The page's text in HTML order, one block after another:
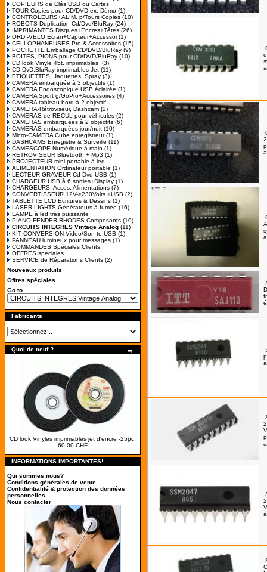
COPIEURS de Clés USB ou Cartes
TOUR Copies pour CD/DVD ex. Démo (1)
CONTROLEURS+ALIM. p/Tours Copies (10)
ROBOTS Duplication Cd/Dvd/BluRay (24)
IMPRIMANTES Disques+Encres+Têtes (26)
ORDI-VELO Ecran+Capteur+Accessoi (1)
CELLOPHANEUSES Pro & Accessoires (15)
POCHETTE Emballage CD/DVD/BluRay (9)
BOITES, PIONS pour CD/DVD/BluRay (10)
CD look Vinyle 45t. imprimables (3)
CD,DvD,BluRay imprimables Jet (11)
ETIQUETTES, Jaquettes, Spray (3)
CAMERA embarquée à 3 objectifs (1)
CAMERA Endoscopique USB éclairée (1)
CAMERA Sport g/GoPro+Accessoires (4)
CAMERA tableau-bord à 2 objectif
CAMERA-Rétroviseur, Dashcam (2)
CAMERAS de RECUL pour véhicules (2)
CAMERAS embarquées à 2 objectifs (6)
CAMERAS embarquées jour/nuit (10)
Micro-CAMERA Cube enregistreur(1)
DASHCAMS Enregistre & Surveille (11)
CAMESCOPE Numérique à main (1)
RETROVISEUR Bluetooth + Mp3 (1)
PROJECTEUR mini portable à led
ALIMENTATION Ordinateur portable (1)
LECTEUR-GRAVEUR Cd-Dvd USB (1)
CHARGEUR USB à 6 sorties+Display (1)
CHARGEURS, Accus, Alimentations (7)
CONVERTISSEUR 12V->230Volts +USB (2)
TABLETTE LCD Ecritures & Dessins (1)
LASER,LIGHTS,Générateurs à fumée (16)
LAMPE à led très puissante
PIANO FENDER RHODES-Composants (10)
CIRCUITS INTEGRES Vintage Analog (11)
KIT CONVERSION Vidéo/Son to USB (1)
PANNEAU lumineux pour messages (1)
COMMANDES Spéciales Clients
OFFRES spéciales
SERVICE de Réparations Clients (2)
Nouveaux produits
Offres spéciales
Go to..
Fabricants
Quoi de neuf ?
CD look Vinyles imprimables jet d'encre -25pc.
60.00-CHF
INFORMATIONS IMPORTANTES!
Qui sommes nous?
Conditions générales de vente
Confidentialité & protection des données
personnelles
Nous contacter